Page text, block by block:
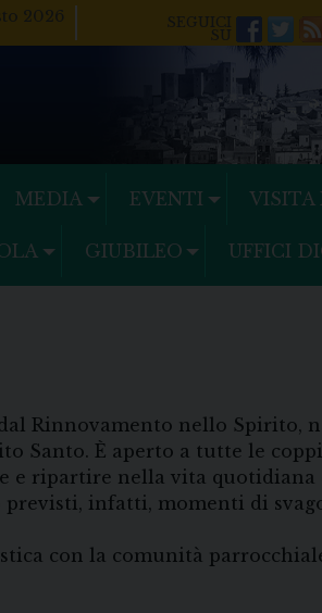
2026
MEDIA EVENTI VISITA
GIUBILEO UFFICI
Rinnovamento nello Spirito,
Santo. È aperto a tutte le
ripartire nella vita quotidiana
infatti, momenti di
con la comunità